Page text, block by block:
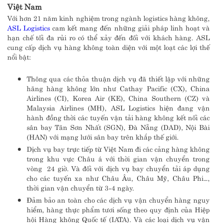
Việt Nam
Với hơn 21 năm kinh nghiệm trong ngành logistics hàng không,
ASL Logistics cam kết mang đến những giải pháp linh hoạt và
hạn chế tối đa rủi ro có thể xảy đến đối với khách hàng. ASL
cung cấp dịch vụ hàng không toàn diện với một loạt các lợi thế
nổi bật:
Thông qua các thỏa thuận dịch vụ đã thiết lập với những
hãng hàng không lớn như Cathay Pacific (CX), China
Airlines (CI), Korea Air (KE), China Southern (CZ) và
Malaysia Airlines (MH), ASL Logistics hiện đang vận
hành đồng thời các tuyến vận tải hàng không kết nối các
sân bay Tân Sơn Nhất (SGN), Đà Nẵng (DAD), Nội Bài
(HAN) với mạng lưới sân bay trên khắp thế giới.
Dịch vụ bay trực tiếp từ Việt Nam đi các cảng hàng không
trong khu vực Châu á với thời gian vận chuyển trong
vòng 24 giờ. Và đối với dịch vụ bay chuyển tải áp dụng
cho các tuyến xa như Châu Âu, Châu Mỹ, Châu Phi…,
thời gian vận chuyển từ 3-4 ngày.
Đảm bảo an toàn cho các dịch vụ vận chuyển hàng nguy
hiểm, hàng thực phẩm tươi sống theo quy định của Hiệp
hội Hàng không Quốc tế (IATA). Và các loại dịch vụ vận